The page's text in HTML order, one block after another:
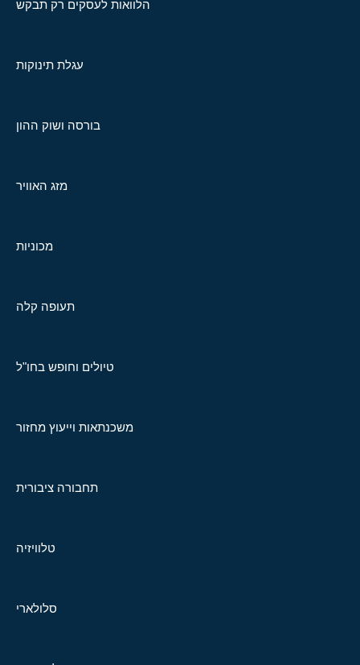
הלוואות לעסקים רק תבקש
עגלת תינוקות
בורסה ושוק ההון
מזג האוויר
מכוניות
תעופה קלה
טיולים וחופש בחו"ל
משכנתאות וייעוץ מחזור
תחבורה ציבורית
טלוויזיה
סלולארי